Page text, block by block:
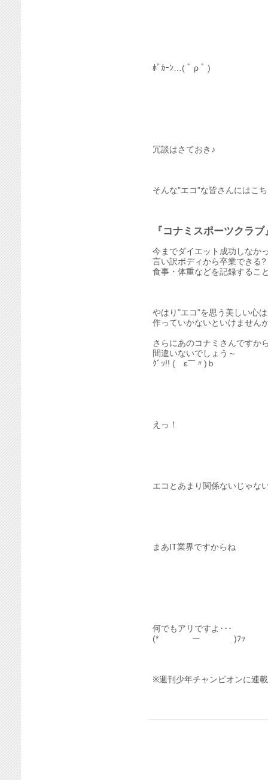
ﾎﾟｶｰﾝ…( ﾟ ρ ﾟ )
冗談はさておき♪
そんな"エコ"な皆さんにはこ
『コナミスポーツクラブ
今までダイエット成功しなか
言い訳ボディから卒業できる?
食事・体重などを記録するこ
やはり"エコ"を思う美しい心
作っていかないといけません
さらにあのコナミさんですか
間違いないでしょう～
ｸﾞｯ!! (￣ε￣〃)ｂ
えっ！
エコとあまり関係ないじゃな
まあIT業界ですからね
何でもアリですよ･･･
(*￣￣￣￣ー￣￣￣￣)ﾌｯ
※週刊少年チャンピオンに連